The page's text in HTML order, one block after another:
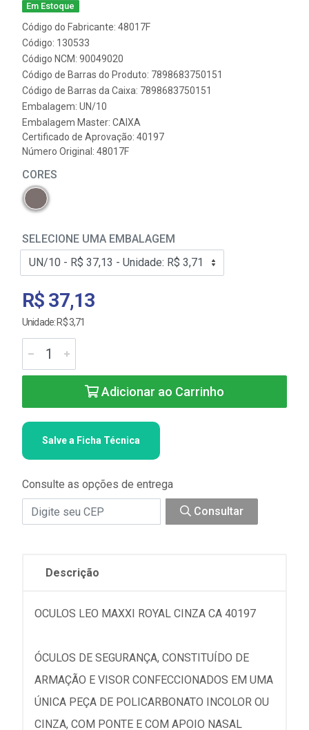
Em Estoque
Código do Fabricante: 48017F
Código: 130533
Código NCM: 90049020
Código de Barras do Produto: 7898683750151
Código de Barras da Caixa: 7898683750151
Embalagem: UN/10
Embalagem Master: CAIXA
Certificado de Aprovação: 40197
Número Original: 48017F
CORES
SELECIONE UMA EMBALAGEM
R$ 37,13
Unidade: R$ 3,71
Adicionar ao Carrinho
Salve a Ficha Técnica
Consulte as opções de entrega
Consultar
Descrição
OCULOS LEO MAXXI ROYAL CINZA CA 40197
ÓCULOS DE SEGURANÇA, CONSTITUÍDO DE
ARMAÇÃO E VISOR CONFECCIONADOS EM UMA
ÚNICA PEÇA DE POLICARBONATO INCOLOR OU
CINZA, COM PONTE E COM APOIO NASAL